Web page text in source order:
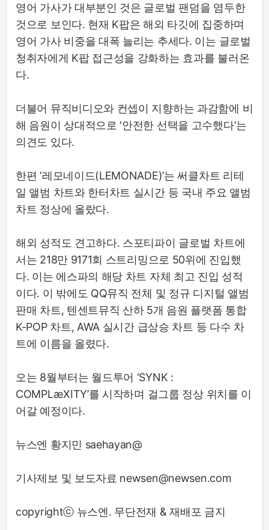
영어 가사가 대부분인 것은 글로벌 팬덤을 염두한
것으로 보인다. 현재 K팝은 해외 타깃에 집중하며
영어 가사 비중을 대폭 늘리는 추세다. 이는 글로벌
청취자에게 K팝 접근성을 강화하는 효과를 불러온
다.
더불어 뮤직비디오와 컨셉이 지향하는 과감함에 비
해 음원이 상대적으로 '안전한 선택을 고수했다'는
의견도 있다.
한편 ‘레모네이드(LEMONADE)’는 써클차트 리테
일 앨범 차트와 한터차트 실시간 등 국내 주요 앨범
차트 정상에 올랐다.
해외 성적도 견고하다. 스포티파이 글로벌 차트에
서는 218만 9171회 스트리밍으로 50위에 진입했
다. 이는 에스파의 해당 차트 자체 최고 진입 성적
이다. 이 밖에도 QQ뮤직 전체 및 정규 디지털 앨범
판매 차트, 텐센트뮤직 산하 5개 음원 플랫폼 통합
K-POP 차트, AWA 실시간 급상승 차트 등 다수 차
트에 이름을 올렸다.
오는 8월부터는 월드투어 ‘SYNK :
COMPLæXITY’를 시작하며 걸그룹 정상 위치를 이
어갈 예정이다.
뉴스엔 황지민 saehayan@
기사제보 및 보도자료 newsen@newsen.com
copyrightⓒ 뉴스엔. 무단전재 & 재배포 금지